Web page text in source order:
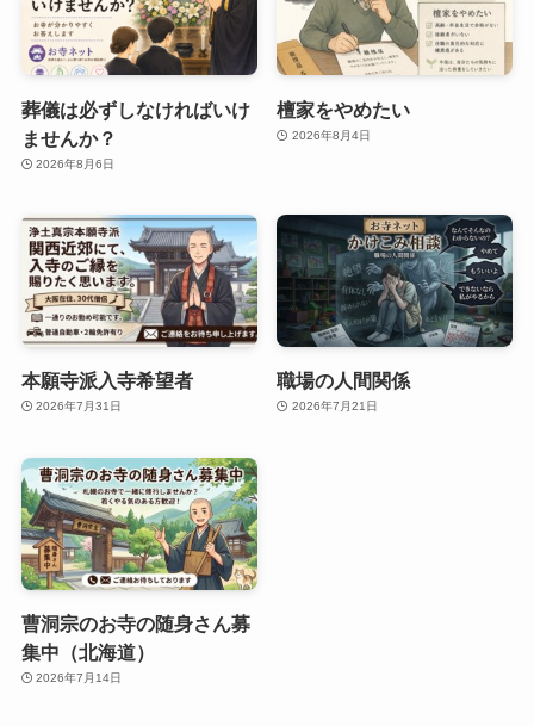
葬儀は必ずしなければいけ
ませんか？
2026年8月6日
檀家をやめたい
2026年8月4日
本願寺派入寺希望者
2026年7月31日
職場の人間関係
2026年7月21日
曹洞宗のお寺の随身さん募
集中（北海道）
2026年7月14日